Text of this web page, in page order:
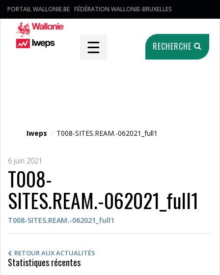
PORTAIL WALLONIE.BE FÉDÉRATION WALLONIE-BRUXELLES
☰ RECHERCHE
Iweps / T008-SITES.REAM.-062021_full1
6 juin 2021
T008-
SITES.REAM.-062021_full1
T008-SITES.REAM.-062021_full1
RETOUR AUX ACTUALITÉS
Statistiques récentes